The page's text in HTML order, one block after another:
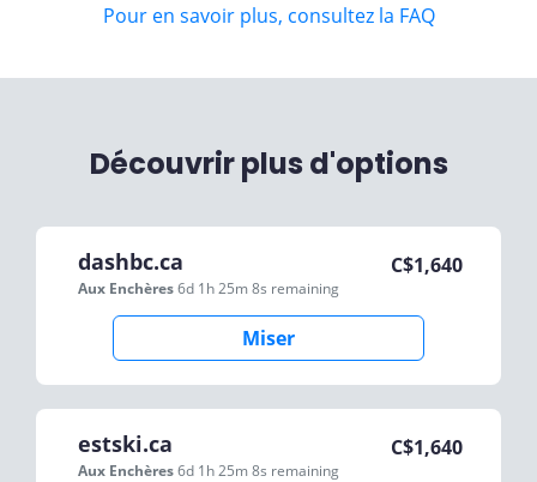
Pour en savoir plus, consultez la FAQ
Découvrir plus d'options
dashbc.ca
Aux Enchères6d 1h 25m 8s remaining
C$1,640
Miser
estski.ca
Aux Enchères6d 1h 25m 8s remaining
C$1,640